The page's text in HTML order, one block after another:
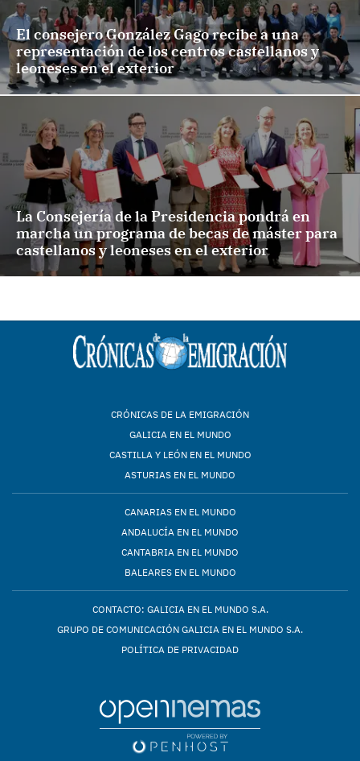
El consejero González Gago recibe a una
representación de los centros castellanos y
leoneses en el exterior
La Consejería de la Presidencia pondrá en
marcha un programa de becas de máster para
castellanos y leoneses en el exterior
CRÓNICAS DE LA EMIGRACIÓN
GALICIA EN EL MUNDO
CASTILLA Y LEÓN EN EL MUNDO
ASTURIAS EN EL MUNDO
CANARIAS EN EL MUNDO
ANDALUCÍA EN EL MUNDO
CANTABRIA EN EL MUNDO
BALEARES EN EL MUNDO
CONTACTO: GALICIA EN EL MUNDO S.A.
GRUPO DE COMUNICACIÓN GALICIA EN EL MUNDO S.A.
POLÍTICA DE PRIVACIDAD